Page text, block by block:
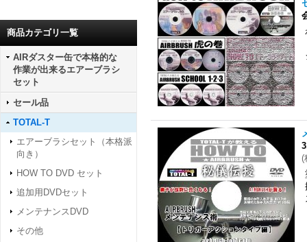
商品カテゴリ一覧
AIRダスター缶で本格的な
作業が出来るエアーブラシ
セット
セール品
TOTAL-T
エアーブラシセット（本格派
向き）
HOW TO DVD セット
追加用DVDセット
メンテナンスDVD
その他
(